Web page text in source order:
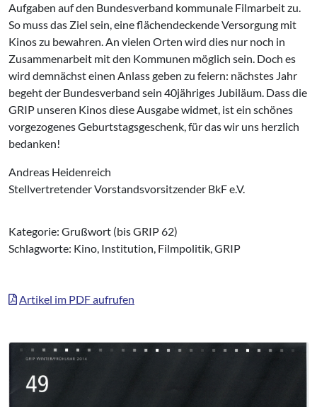
Aufgaben auf den Bundesverband kommunale Filmarbeit zu.
So muss das Ziel sein, eine flächendeckende Versorgung mit
Kinos zu bewahren. An vielen Orten wird dies nur noch in
Zusammenarbeit mit den Kommunen möglich sein. Doch es
wird demnächst einen Anlass geben zu feiern: nächstes Jahr
begeht der Bundesverband sein 40jähriges Jubiläum. Dass die
GRIP unseren Kinos diese Ausgabe widmet, ist ein schönes
vorgezogenes Geburtstagsgeschenk, für das wir uns herzlich
bedanken!
Andreas Heidenreich
Stellvertretender Vorstandsvorsitzender BkF e.V.
Kategorie: Grußwort (bis GRIP 62)
Schlagworte: Kino, Institution, Filmpolitik, GRIP
Artikel im PDF aufrufen